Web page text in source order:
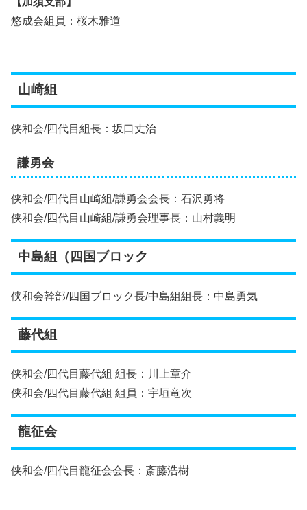
悠成会組員：桜木雅道
山崎組
侠和会/四代目組長：坂口丈治
謙勇会
侠和会/四代目山崎組/謙勇会会長：石沢勇将
侠和会/四代目山崎組/謙勇会理事長：山村義明
中島組（四国ブロック
侠和会幹部/四国ブロック長/中島組組長：中島勇気
藤代組
侠和会/四代目藤代組 組長：川上章介
侠和会/四代目藤代組 組員：宇垣竜次
龍征会
侠和会/四代目龍征会会長：斎藤浩樹